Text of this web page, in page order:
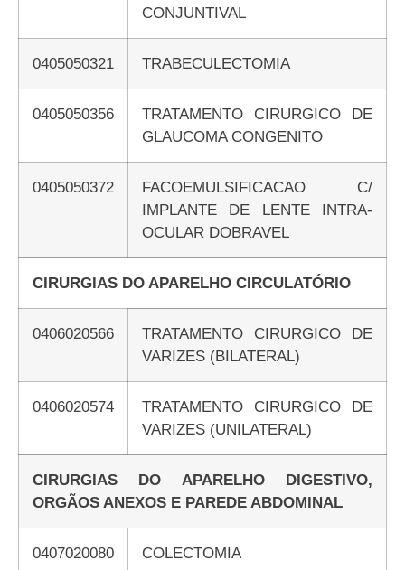
CONJUNTIVAL
0405050321 TRABECULECTOMIA
0405050356
TRATAMENTO CIRURGICO DE
GLAUCOMA CONGENITO
0405050372
FACOEMULSIFICACAO C/
IMPLANTE DE LENTE INTRA-
OCULAR DOBRAVEL
CIRURGIAS DO APARELHO CIRCULATÓRIO
0406020566
TRATAMENTO CIRURGICO DE
VARIZES (BILATERAL)
0406020574
TRATAMENTO CIRURGICO DE
VARIZES (UNILATERAL)
CIRURGIAS DO APARELHO DIGESTIVO,
ORGÃOS ANEXOS E PAREDE ABDOMINAL
0407020080
COLECTOMIA